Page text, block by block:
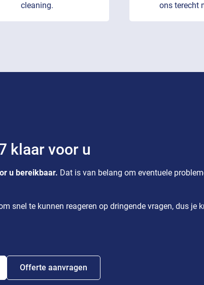
cleaning.
ons terecht
klaar voor u
u bereikbaar. Dat is van belang om eventuele
snel te kunnen reageren op dringende vragen, dus je
Offerte aanvragen